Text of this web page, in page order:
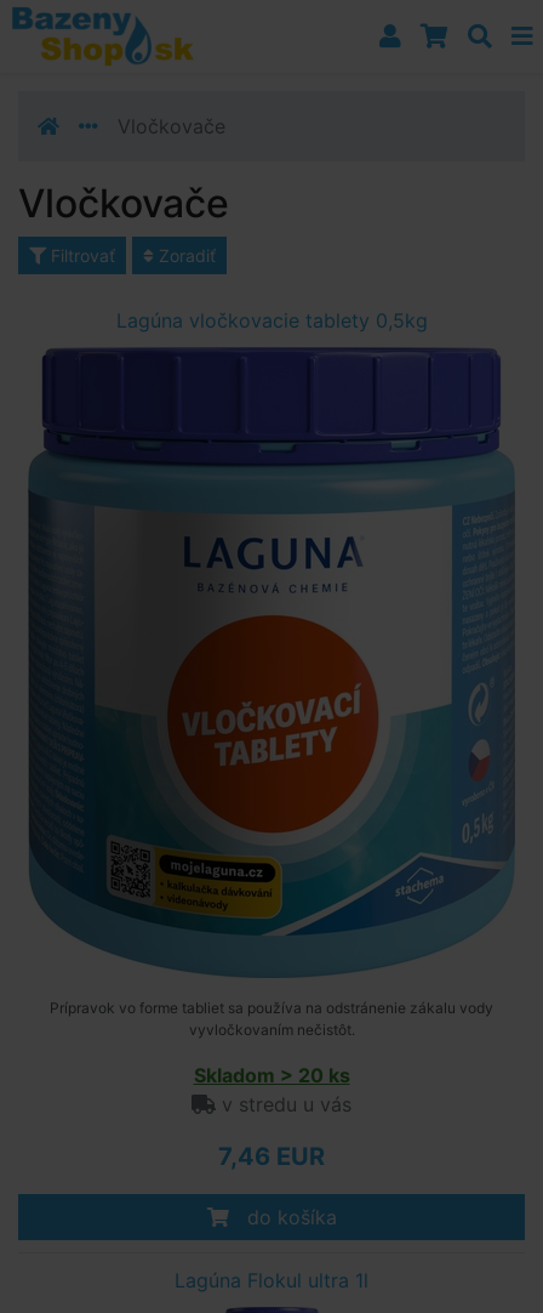
Prejsť k navigácii
Prejsť na obsah
Prejsť k bočnému stĺpci
Vločkovače
Vločkovače
Filtrovať Zoradiť
Lagúna vločkovacie tablety 0,5kg
Prípravok vo forme tabliet sa používa na odstránenie zákalu vody
vyvločkovaním nečistôt.
Skladom > 20 ks
v stredu u vás
7,46 EUR
do košíka
Lagúna Flokul ultra 1l